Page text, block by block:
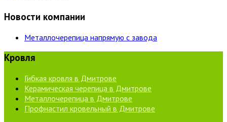
Новости компании
Металлочерепица напрямую с завода
Кровля
Гибкая кровля в Дмитрове
Керамическая черепица в Дмитрове
Металлочерепица в Дмитрове
Профнастил кровельный в Дмитрове